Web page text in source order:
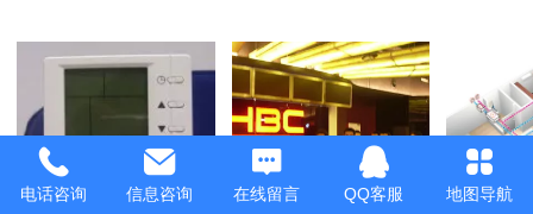
智能控制开关 华谊兄弟影院治理 新风方
电话咨询 信息咨询 在线留言 QQ客服 地图导航